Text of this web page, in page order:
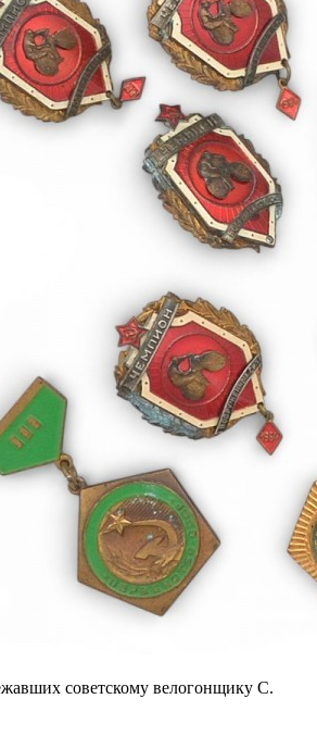
советскому велогонщику С.